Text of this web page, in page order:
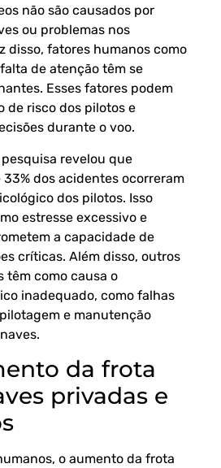
não são causados por
ou problemas nos
disso, fatores humanos como
de atenção têm se
Esses fatores podem
de risco dos pilotos e
durante o voo.
revelou que
dos acidentes ocorreram
dos pilotos. Isso
estresse excessivo e
a capacidade de
críticas. Além disso, outros
têm como causa o
inadequado, como falhas
e manutenção
da frota
privadas e
o aumento da frota